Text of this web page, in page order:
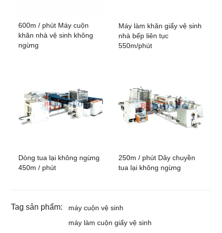
600m / phút Máy cuộn
khăn nhà vệ sinh không
ngừng
Máy làm khăn giấy vệ sinh
nhà bếp liên tục
550m/phút
Dòng tua lại không ngừng
450m / phút
250m / phút Dây chuyền
tua lại không ngừng
Tag sản phẩm:
máy cuộn vệ sinh
máy làm cuộn giấy vệ sinh